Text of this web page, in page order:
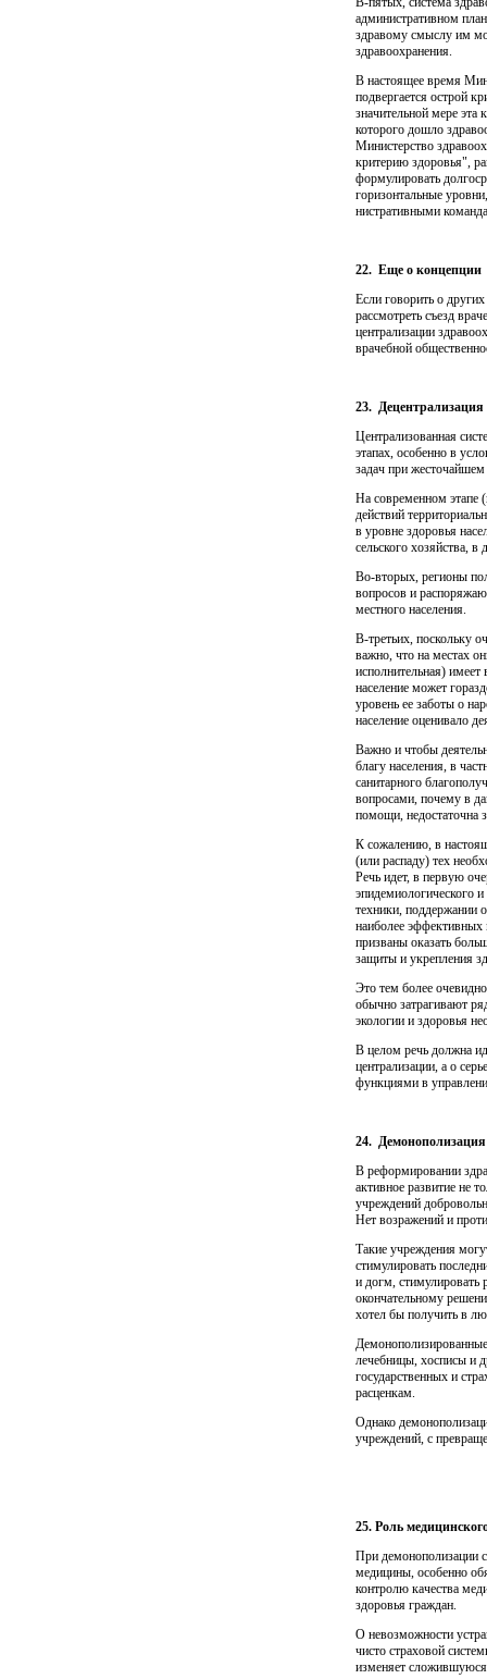
административном
здравому смыслу им
здравоохранения.
В настоящее время
подвергается острой
значитель­ной мере эта
которого дошло
Министерство
критерию здоровья",
формулировать
горизонтальные
нистративными
22. Еще о концепции
Если говорить о
рассмотреть съезд
централизации
врачебной
23. Децентрализация
Централизованная
этапах, особенно в
задач при
На современном этапе
действий
в уровне здоровья
сельского хозяйства,
Во-вторых, регионы
вопросов и
местного населения.
В-третьих, поскольку
важно, что на местах
исполнительная)
население может
уровень ее заботы о
население оценивало
Важно и чтобы
благу населения, в
санитарного
вопросами, почему в
помощи, недостаточна
К сожалению, в
(или распаду) тех
Речь идет, в первую
эпидемиологического
техники, поддержании
наиболее эффективных
призваны оказать
защиты и укрепле­ния
Это тем более
обычно затрагивают
экологии и здоровья
В целом речь должна
централизации, а о
функциями в
24. Демонополизация
В реформировании
активное развитие не
учреждений
Нет возражений и
Такие учреждения
стимулировать
и догм, стимулировать
окончательному
хотел бы получить в
лечебницы, хосписы и
государствен­ных и
расценкам.
Однако
учреждений, с
25. Роль
При демонополизации
медицины, особенно
контролю качества
здоровья граждан.
О невозможности
чисто страховой
изменяет